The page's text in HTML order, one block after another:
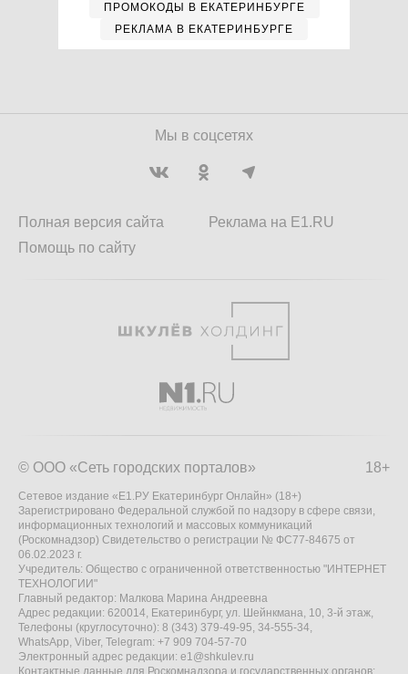
ПРОМОКОДЫ В ЕКАТЕРИНБУРГЕ
РЕКЛАМА В ЕКАТЕРИНБУРГЕ
Мы в соцсетях
Полная версия сайта
Помощь по сайту
Реклама на E1.RU
18+
© ООО «Сеть городских порталов»
Сетевое издание «Е1.РУ Екатеринбург Онлайн» (18+)
Зарегистрировано Федеральной службой по надзору в сфере связи,
информационных технологий и массовых коммуникаций
(Роскомнадзор) Свидетельство о регистрации № ФС77-84675 от
06.02.2023 г.
Учредитель: Общество с ограниченной ответственностью "ИНТЕРНЕТ
ТЕХНОЛОГИИ"
Главный редактор: Малкова Марина Андреевна
Адрес редакции: 620014, Екатеринбург, ул. Шейнкмана, 10, 3-й этаж,
Телефоны (круглосуточно): 8 (343) 379-49-95, 34-555-34,
WhatsApp, Viber, Telegram: +7 909 704-57-70
Электронный адрес редакции: e1@shkulev.ru
Контактные данные для Роскомнадзора и государственных органов: